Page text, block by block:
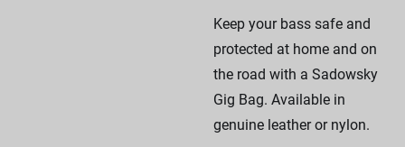
Keep your bass safe and
protected at home and on
the road with a Sadowsky
Gig Bag. Available in
genuine leather or nylon.